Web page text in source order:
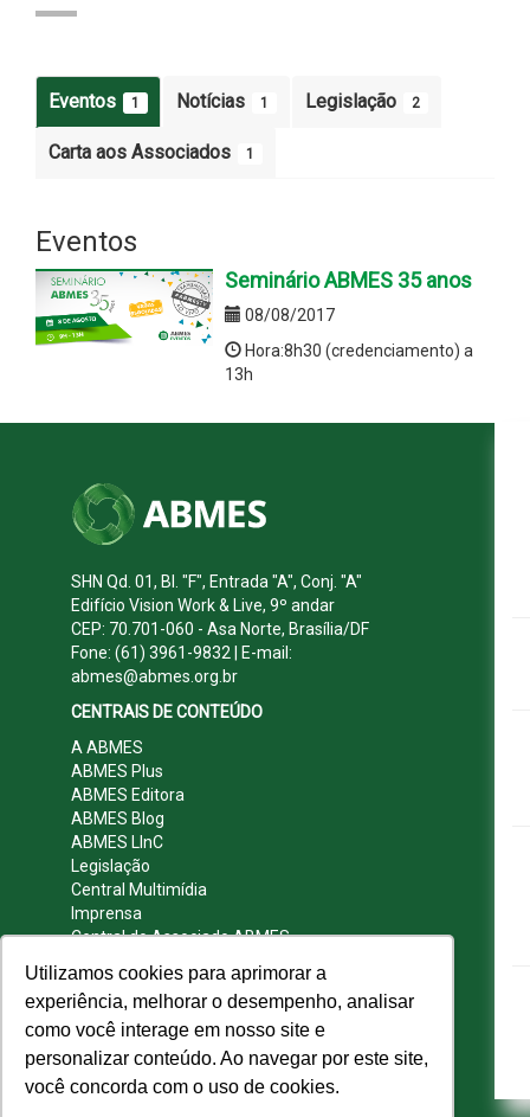
Utilizamos cookies para aprimorar a
experiência, melhorar o desempenho, analisar
como você interage em nosso site e
personalizar conteúdo. Ao navegar por este site,
você concorda com o uso de cookies.
Eventos 1 Notícias 1 Legislação 2
Carta aos Associados 1
Eventos
Seminário ABMES 35 anos
08/08/2017
Hora:8h30 (credenciamento) a
13h
SHN Qd. 01, Bl. "F", Entrada "A", Conj. "A"
Edifício Vision Work & Live, 9º andar
CEP: 70.701-060 - Asa Norte, Brasília/DF
Fone: (61) 3961-9832 | E-mail:
abmes@abmes.org.br
CENTRAIS DE CONTEÚDO
A ABMES
ABMES Plus
ABMES Editora
ABMES Blog
ABMES LInC
Legislação
Central Multimídia
Imprensa
Central do Associado ABMES
REDES SOCIAIS